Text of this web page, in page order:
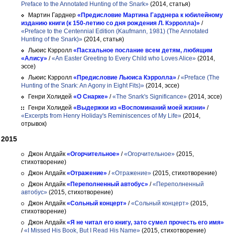
Preface to the Annotated Hunting of the Snark» (2014, статья)
Мартин Гарднер «Предисловие Мартина Гарднера к юбилейному
изданию книги (к 150-летию со дня рождения Л. Кэрролла)» /
«Preface to the Centennial Edition (Kaufmann, 1981) (The Annotated
Hunting of the Snark)» (2014, статья)
Льюис Кэрролл «Пасхальное послание всем детям, любящим
«Алису» /«An Easter Greeting to Every Child who Loves Alice» (2014,
эссе)
Льюис Кэрролл «Предисловие Льюиса Кэрролла» /«Preface (The
Hunting of the Snark: An Agony in Eight Fits)» (2014, эссе)
Генри Холидей «О Снарке» /«The Snark's Significance» (2014, эссе)
Генри Холидей «Выдержки из «Воспоминаний моей жизни» /
«Excerpts from Henry Holiday's Reminiscences of My Life» (2014,
отрывок)
2015
Джон Апдайк «Огорчительное» /«Огорчительное» (2015,
стихотворение)
Джон Апдайк «Отражение» /«Отражение» (2015, стихотворение)
Джон Апдайк «Переполненный автобус» /«Переполненный
автобус» (2015, стихотворение)
Джон Апдайк «Сольный концерт» /«Сольный концерт» (2015,
стихотворение)
Джон Апдайк «Я не читал его книгу, зато сумел прочесть его имя»
/«I Missed His Book, But I Read His Name» (2015, стихотворение)